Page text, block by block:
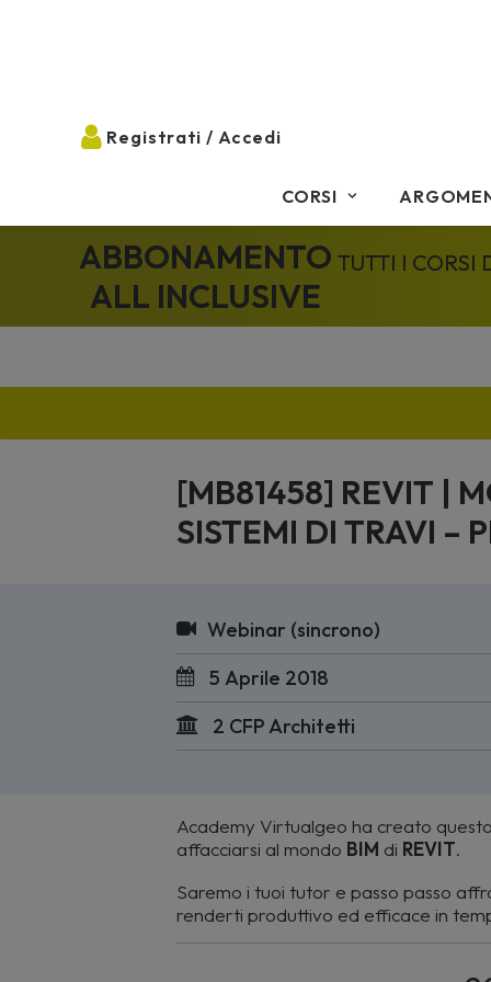
CORSI
ABBONAMENTO
ALL INCLUSIVE
TUTTI I CORSI
[MB81458] REVIT |
SISTEMI DI TRAVI –
Webinar (sincrono)
5 Aprile 2018
2 CFP Architetti
Academy Virtualgeo ha creato
affacciarsi al mondo BIM di REVIT.
Saremo i tuoi tutor e passo passo
renderti produttivo ed efficace in